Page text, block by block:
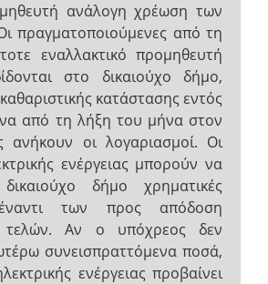
ανάλογη χρέωση των
πραγματοποιούμενες από τη
εναλλακτικό προμηθευτή
στο δικαιούχο δήμο,
κατάστασης εντός
από τη λήξη του μήνα στον
ανήκουν οι λογαριασμοί. Οι
ενέργειας μπορούν να
δήμο χρηματικές
των προς απόδοση
τελών. Αν ο υπόχρεος δεν
συνεισπραττόμενα ποσά,
ενέργειας προβαίνει